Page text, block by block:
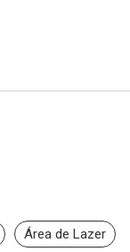
Área de Lazer